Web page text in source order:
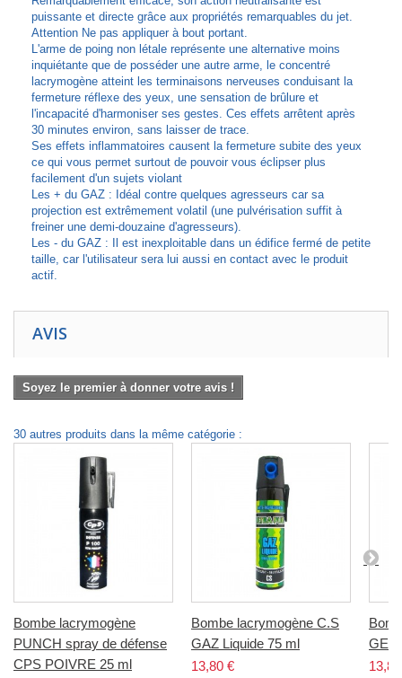
puissante et directe grâce aux propriétés remarquables du jet.
Attention Ne pas appliquer à bout portant.
L'arme de poing non létale représente une alternative moins
inquiétante que de posséder une autre arme, le concentré
lacrymogène atteint les terminaisons nerveuses conduisant la
fermeture réflexe des yeux, une sensation de brûlure et
l'incapacité d'harmoniser ses gestes. Ces effets arrêtent après
30 minutes environ, sans laisser de trace.
Ses effets inflammatoires causent la fermeture subite des yeux
ce qui vous permet surtout de pouvoir vous éclipser plus
facilement d'un sujets violant
Les + du GAZ : Idéal contre quelques agresseurs car sa
projection est extrêmement volatil (une pulvérisation suffit à
freiner une demi-douzaine d'agresseurs).
Les - du GAZ : Il est inexploitable dans un édifice fermé de petite
taille, car l'utilisateur sera lui aussi en contact avec le produit
actif.
AVIS
Soyez le premier à donner votre avis !
30 autres produits dans la même catégorie :
Bombe lacrymogène
PUNCH spray de défense
CPS POIVRE 25 ml
Bombe lacrymogène C.S
GAZ Liquide 75 ml
13,80 €
GEL